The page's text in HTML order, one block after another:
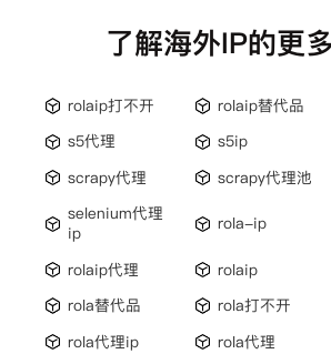
了解海外IP的更
rolaip打不开 rolaip替代品
s5代理
s5ip
scrapy代理
scrapy代理池
selenium代理
ip
rola-ip
rolaip代理 rolaip
rola替代品
rola打不开
rola代理ip
rola代理